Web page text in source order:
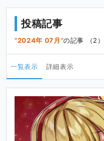
投稿記事
2024年 07月 の記事 （2）
一覧表示 詳細表示